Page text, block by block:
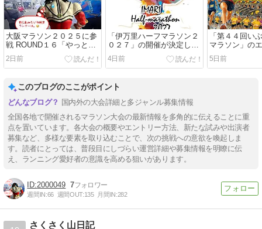
大阪マラソン２０２５に参
戦 ROUND１６「やっと果
たせたこと」
2日前
「伊万里ハーフマラソン２
０２７」の開催が決定しま
した。
4日前
「第４４回い
マラソン」の
始まっていま
5日前
このブログのここがポイント
国内外の大会詳細と多ジャンル募集情報
全国各地で開催されるマラソン大会の最新情報を多角的に伝えることに重
点を置いています。各大会の概要やエントリー方法、新たな試みや出演者
募集など、多様な要素を取り込むことで、次の挑戦への意欲を喚起しま
す。読者にとっては、普段目にしづらい運営詳細や募集情報を明瞭に伝
え、ランニング愛好者の意識を高める狙いがあります。
2000049 7
週間IN:66 週間OUT:135 月間IN:282
さくさく山日記